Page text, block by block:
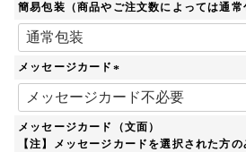
簡易包装（商品やご注文数によっては通
メッセージカード
須
)
メッセージカード（文面）
【注】メッセージカードを選択された方の